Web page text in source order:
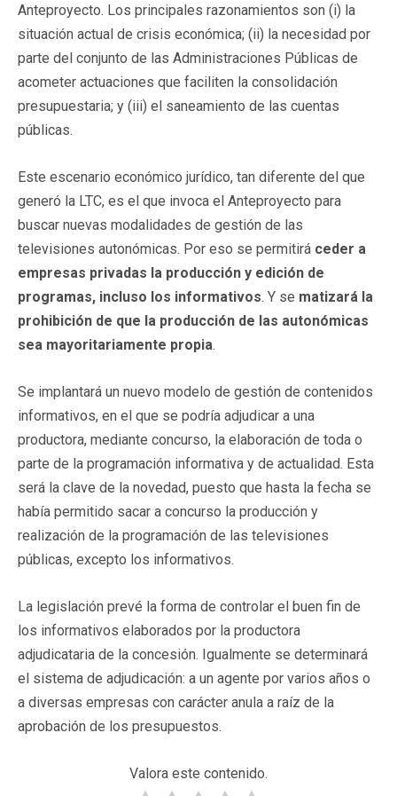
Anteproyecto. Los principales razonamientos son (i) la
situación actual de crisis económica; (ii) la necesidad por
parte del conjunto de las Administraciones Públicas de
acometer actuaciones que faciliten la consolidación
presupuestaria; y (iii) el saneamiento de las cuentas
públicas.
Este escenario económico jurídico, tan diferente del que
generó la LTC, es el que invoca el Anteproyecto para
buscar nuevas modalidades de gestión de las
televisiones autonómicas. Por eso se permitirá ceder a
empresas privadas la producción y edición de
programas, incluso los informativos. Y se matizará la
prohibición de que la producción de las autonómicas
sea mayoritariamente propia.
Se implantará un nuevo modelo de gestión de contenidos
informativos, en el que se podría adjudicar a una
productora, mediante concurso, la elaboración de toda o
parte de la programación informativa y de actualidad. Esta
será la clave de la novedad, puesto que hasta la fecha se
había permitido sacar a concurso la producción y
realización de la programación de las televisiones
públicas, excepto los informativos.
La legislación prevé la forma de controlar el buen fin de
los informativos elaborados por la productora
adjudicataria de la concesión. Igualmente se determinará
el sistema de adjudicación: a un agente por varios años o
a diversas empresas con carácter anula a raíz de la
aprobación de los presupuestos.
Valora este contenido.